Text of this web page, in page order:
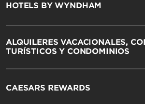
HOTELS BY WYNDHAM
ALQUILERES VACACIONALES,
TURÍSTICOS Y CONDOMINIOS
CAESARS REWARDS